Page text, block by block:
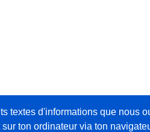
textes d'informations que nous
ton ordinateur via ton